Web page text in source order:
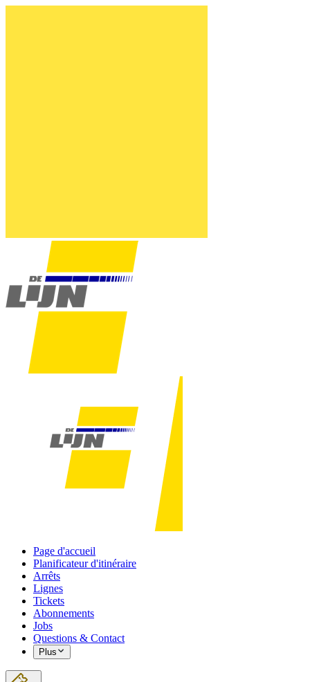
Page d'accueil
Planificateur d'itinéraire
Arrêts
Lignes
Tickets
Abonnements
Jobs
Questions & Contact
Plus